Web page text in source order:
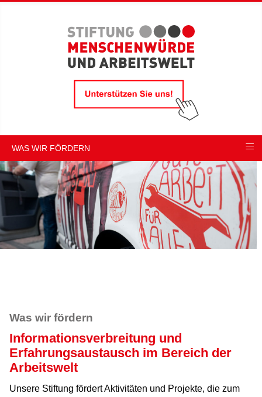
WAS WIR FÖRDERN ≡
Was wir fördern
Informationsverbreitung und
Erfahrungs­austausch im Bereich der
Arbeitswelt
Unsere Stiftung fördert Aktivitäten und Projekte, die zum